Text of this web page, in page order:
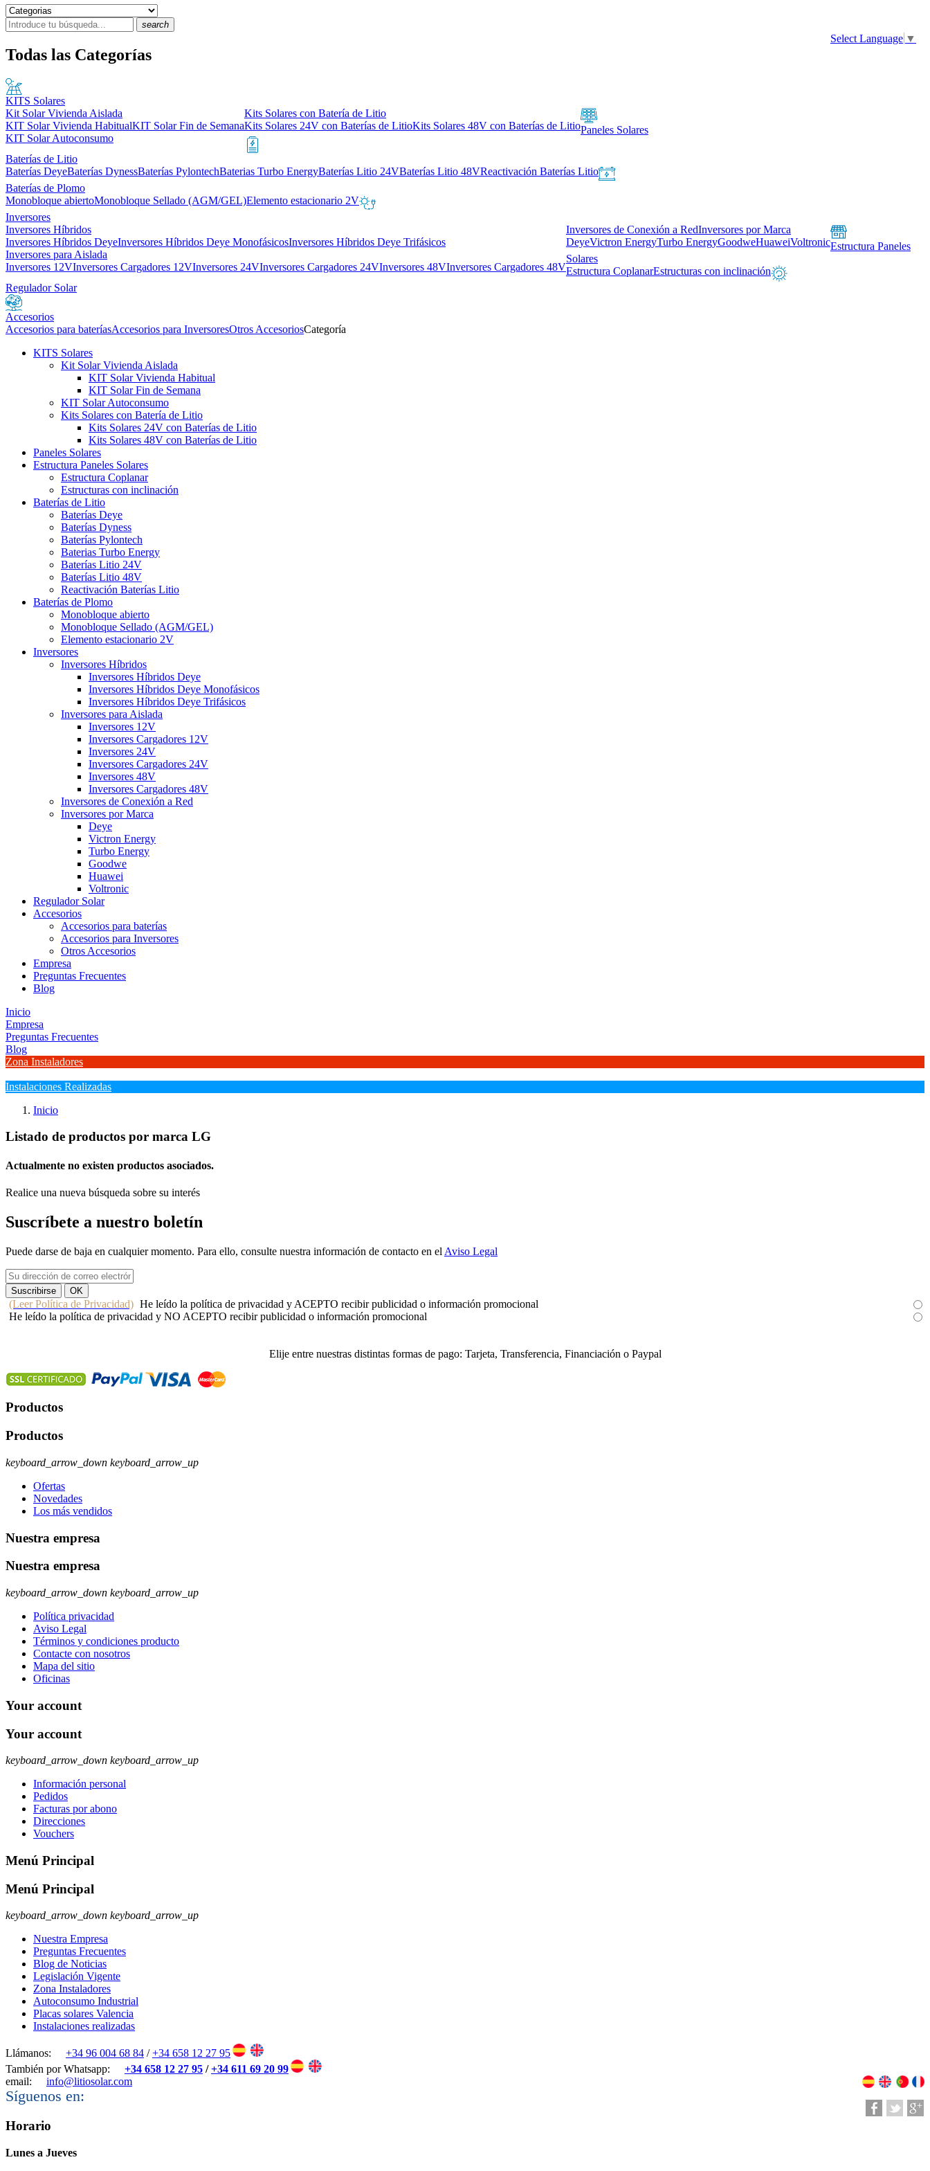
search
Select Language ▼
Todas las Categorías
KITS Solares
Kit Solar Vivienda Aislada
KIT Solar Vivienda HabitualKIT Solar Fin de Semana
KIT Solar Autoconsumo
Kits Solares con Batería de Litio
Kits Solares 24V con Baterías de LitioKits Solares 48V con Baterías de LitioPaneles Solares
Baterías de Litio
Baterías DeyeBaterías DynessBaterías PylontechBaterias Turbo EnergyBaterías Litio 24VBaterías Litio 48VReactivación Baterías Litio
Baterías de Plomo
Monobloque abiertoMonobloque Sellado (AGM/GEL)Elemento estacionario 2V
Inversores
Inversores Híbridos
Inversores Híbridos DeyeInversores Híbridos Deye MonofásicosInversores Híbridos Deye Trifásicos
Inversores para Aislada
Inversores 12VInversores Cargadores 12VInversores 24VInversores Cargadores 24VInversores 48VInversores Cargadores 48V
Inversores de Conexión a RedInversores por Marca
DeyeVictron EnergyTurbo EnergyGoodweHuaweiVoltronicEstructura Paneles
Solares
Estructura CoplanarEstructuras con inclinación
Regulador Solar
Accesorios
Accesorios para bateríasAccesorios para InversoresOtros AccesoriosCategoría
KITS Solares
Kit Solar Vivienda Aislada
KIT Solar Vivienda Habitual
KIT Solar Fin de Semana
KIT Solar Autoconsumo
Kits Solares con Batería de Litio
Kits Solares 24V con Baterías de Litio
Kits Solares 48V con Baterías de Litio
Paneles Solares
Estructura Paneles Solares
Estructura Coplanar
Estructuras con inclinación
Baterías de Litio
Baterías Deye
Baterías Dyness
Baterías Pylontech
Baterias Turbo Energy
Baterías Litio 24V
Baterías Litio 48V
Reactivación Baterías Litio
Baterías de Plomo
Monobloque abierto
Monobloque Sellado (AGM/GEL)
Elemento estacionario 2V
Inversores
Inversores Híbridos
Inversores Híbridos Deye
Inversores Híbridos Deye Monofásicos
Inversores Híbridos Deye Trifásicos
Inversores para Aislada
Inversores 12V
Inversores Cargadores 12V
Inversores 24V
Inversores Cargadores 24V
Inversores 48V
Inversores Cargadores 48V
Inversores de Conexión a Red
Inversores por Marca
Deye
Victron Energy
Turbo Energy
Goodwe
Huawei
Voltronic
Regulador Solar
Accesorios
Accesorios para baterías
Accesorios para Inversores
Otros Accesorios
Empresa
Preguntas Frecuentes
Blog
Inicio
Empresa
Preguntas Frecuentes
Blog
Zona Instaladores
Instalaciones Realizadas
Inicio
Listado de productos por marca LG
Actualmente no existen productos asociados.
Realice una nueva búsqueda sobre su interés
Suscríbete a nuestro boletín
Puede darse de baja en cualquier momento. Para ello, consulte nuestra información de contacto en el Aviso Legal
(Leer Política de Privacidad) He leído la política de privacidad y ACEPTO recibir publicidad o información promocional
He leído la política de privacidad y NO ACEPTO recibir publicidad o información promocional
Elije entre nuestras distintas formas de pago: Tarjeta, Transferencia, Financiación o Paypal
Productos
Productos
keyboard_arrow_down keyboard_arrow_up
Ofertas
Novedades
Los más vendidos
Nuestra empresa
Nuestra empresa
keyboard_arrow_down keyboard_arrow_up
Política privacidad
Aviso Legal
Términos y condiciones producto
Contacte con nosotros
Mapa del sitio
Oficinas
Your account
Your account
keyboard_arrow_down keyboard_arrow_up
Información personal
Pedidos
Facturas por abono
Direcciones
Vouchers
Menú Principal
Menú Principal
keyboard_arrow_down keyboard_arrow_up
Nuestra Empresa
Preguntas Frecuentes
Blog de Noticias
Legislación Vigente
Zona Instaladores
Autoconsumo Industrial
Placas solares Valencia
Instalaciones realizadas
Llámanos: +34 96 004 68 84 /+34 658 12 27 95
También por Whatsapp:
+34 658 12 27 95 /+34 611 69 20 99
email:
info@litiosolar.com
Síguenos en:
Horario
Lunes a Jueves